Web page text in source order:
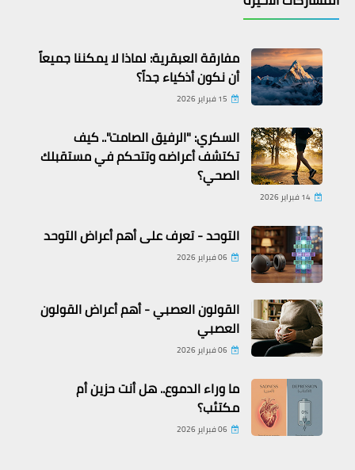
حكام عظماء غيروا مجرى التاريخ
معلومات تاريخية
لماذا اختفت هذه المدن القديمة من
الوجود
مفارقة العبقرية: لماذا لا يمكننا جميعاً
أن نكون أذكياء جداً؟
15 فبراير 2026
السكري: "الرفيق الصامت".. كيف
تكتشف أعراضه وتتحكم في مستقبلك
الصحي؟
14 فبراير 2026
التوحد - تعرف على أهم أعراض التوحد
06 فبراير 2026
القولون العصبي - أهم أعراض القولون
العصبي
06 فبراير 2026
ما وراء الدموع.. هل أنت حزين أم
مكتئب؟
06 فبراير 2026